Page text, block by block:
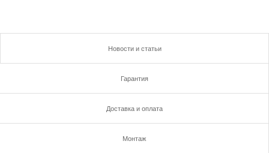
Новости и статьи
Гарантия
Доставка и оплата
Монтаж